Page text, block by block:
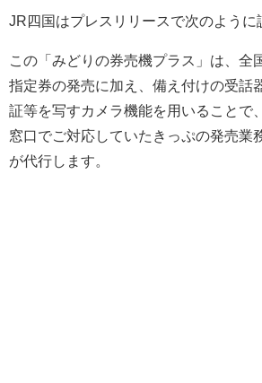
JR四国はプレスリリースで次のように
この「みどりの券売機プラス」は、全
指定券の発売に加え、備え付けの受話
証等を写すカメラ機能を用いることで
窓口でご対応していたきっぷの発売業
が代行します。